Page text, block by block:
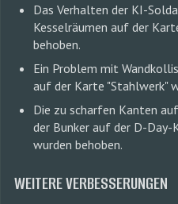
Das Verhalten der KI-
Kesselräumen auf der
behoben.
Ein Problem mit
auf der Karte "Stahlwerk"
Die zu scharfen Kanten
der Bunker auf der D-Day-
wurden behoben.
WEITERE VERBESSERUNGEN